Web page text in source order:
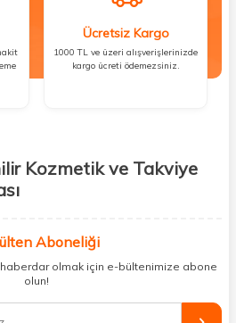
Ücretsiz Kargo
1000 TL ve üzeri alışverişlerinizde
kargo ücreti ödemezsiniz.
Kozmetik ve Takviye
gıda ürünlerini sizlerle
mağaza dolaşmanıza gerek yok;
çatı altında topluyor ve kapınıza kadar
ürünleriyle güzelliğinizi tamamlayabilir,
Aboneliği
olmak için e-bültenimize abone
olun!